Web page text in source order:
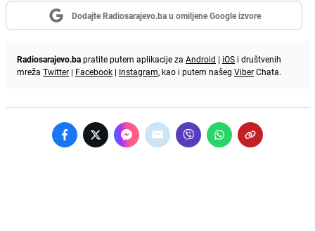
Dodajte Radiosarajevo.ba u omiljene Google izvore
Radiosarajevo.bapratite putem aplikacije za Android | iOS i društvenih
mreža Twitter | Facebook | Instagram, kao i putem našeg ViberChata.